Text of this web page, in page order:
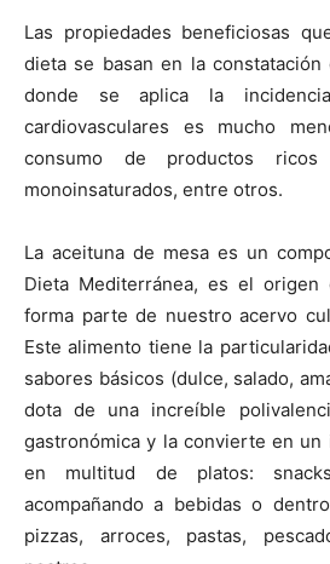
Las propiedades beneficiosas
dieta se basan en la
donde se aplica la
cardiovasculares es mucho
consumo de productos
monoinsaturados, entre otros.
La aceituna de mesa es un
Dieta Mediterránea, es el
forma parte de nuestro acervo
Este alimento tiene la
sabores básicos (dulce, salado,
dota de una increíble
gastronómica y la convierte en un
en multitud de platos:
acompañando a bebidas o
pizzas, arroces, pastas,